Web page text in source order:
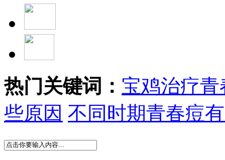
热门关键词： 宝鸡治疗
些原因 不同时期青春痘